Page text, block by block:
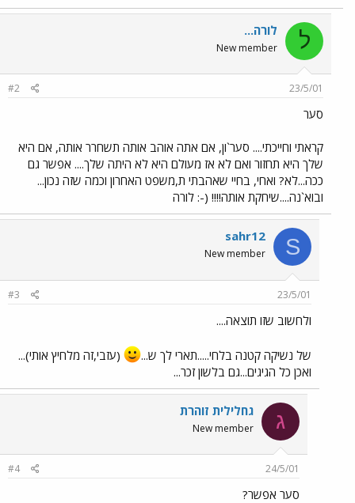
ל לורה...
New member
23/5/01
#2
סער
קראתי וחייכתי.... סער`ון, אם אתה אוהב אותה תשחרר אותה, אם היא
שלך היא תחזור ואם לא אז מעולם היא לא היתה שלך.... אפשר גם
ככה...לא? ואחי, בחיי שאהבתי ת,משפט האחרון וכמה שזה נכון...
ובוא`נה....שיחקת אותה!!!! (-: לורה
S
sahr12
New member
23/5/01
#3
ולחשוב שזו תוצאה....
של נשיקה קטנה בלחי.....תארי לך ש...
(עזבי,זה מלחיץ אותי)...
ואכן כל הגיגים...גם בלשון זכר...
ג גחלילית זוהרת
New member
24/5/01
#4
סער אפשר?